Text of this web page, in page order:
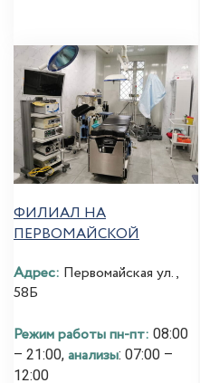
ФИЛИАЛ НА
ПЕРВОМАЙСКОЙ
Адрес: Первомайская ул.,
58Б
Режим работы пн-пт: 08:00
– 21:00, анализы: 07:00 –
12:00